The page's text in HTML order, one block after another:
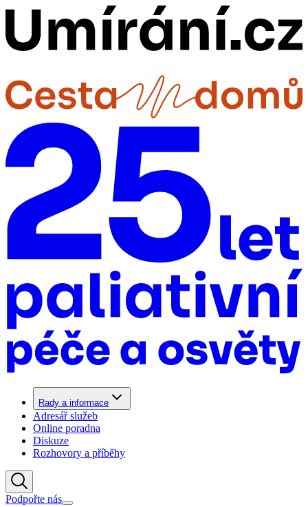
Rady a informace
Adresář služeb
Online poradna
Diskuze
Rozhovory a příběhy
Podpořte nás